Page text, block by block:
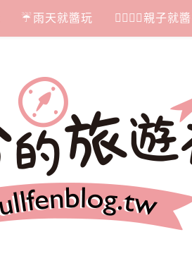
☔雨天就醬玩 👩‍❤‍💋‍👨親子就